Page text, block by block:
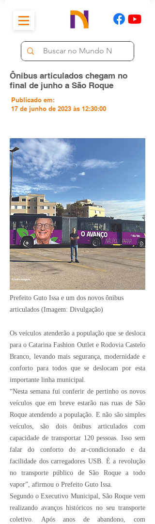
Ônibus articulados chegam no
final de junho a São Roque
Publicado em:
17 de junho de 2023 às 12:30:00
Crédito Imagem:
Prefeito Guto Issa e um dos novos ônibus
articulados (Imagem: Divulgação)
Os veículos atenderão a população que se desloca
para o Catarina Fashion Outlet e Rodovia Castelo
Branco, levando mais segurança, modernidade e
conforto para todos que se deslocam por esta
importante linha municipal.
“Nesta semana fui conferir de pertinho os novos
veículos que em breve estarão nas ruas de São
Roque atendendo a população. E não são simples
veículos, são dois ônibus articulados com
capacidade de transportar 120 pessoas. Isso sem
falar do conforto do ar-condicionado e da
facilidade dos carregadores USB. É a revolução
no transporte público de São Roque a todo
vapor”, afirmou o Prefeito Guto Issa.
Segundo o Executivo Municipal, São Roque vem
realizando avanços históricos no seu transporte
coletivo. Após anos de abandono, com